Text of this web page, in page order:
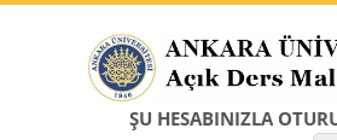
ŞU HESABINIZLA